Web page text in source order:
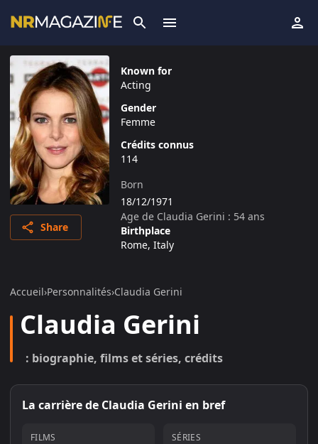
Share
Known for
Acting
Gender
Femme
Crédits connus
114
Born
18/12/1971
Age de Claudia Gerini : 54 ans
Birthplace
Rome, Italy
Accueil›Personnalités›Claudia Gerini
Claudia Gerini
: biographie, films et séries, crédits
La carrière de Claudia Gerini en bref
FILMS SÉRIES